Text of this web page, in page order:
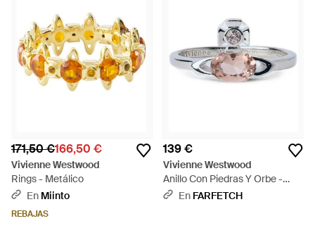
171,50 €166,50 €
Vivienne Westwood
Rings - Metálico
En Miinto
REBAJAS
139 €
Vivienne Westwood
Anillo Con Piedras Y Orbe -
Blanco
En FARFETCH